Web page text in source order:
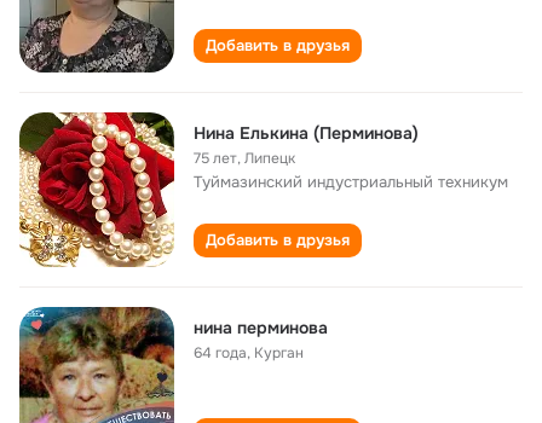
Добавить в друзья
Нина Елькина (Перминова)
75 лет,Липецк
Туймазинский индустриальный техникум
Добавить в друзья
нина перминова
64 года, Курган